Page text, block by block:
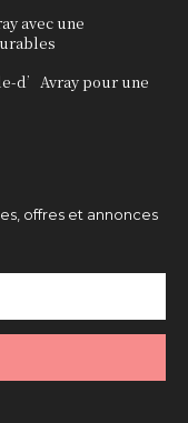
avec une
d’Avray pour une
offres et annonces